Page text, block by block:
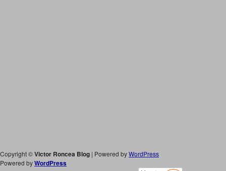
Copyright ©Victor Roncea Blog | Powered byWordPress
Powered byWordPress